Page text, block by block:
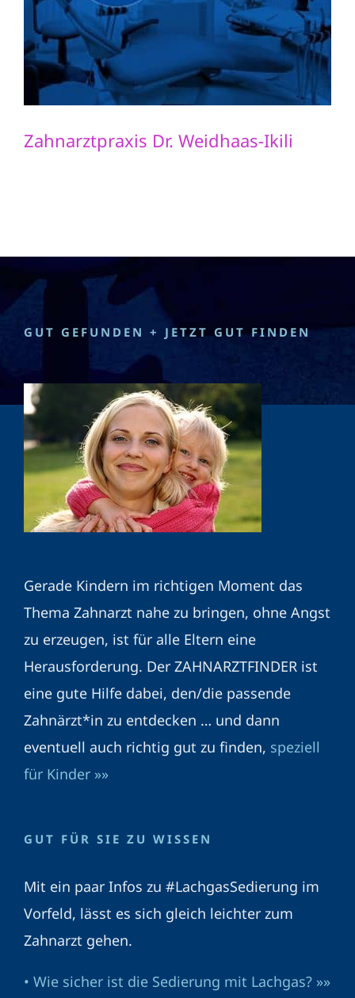
Zahnarztpraxis Dr. Weidhaas-Ikili
GUT GEFUNDEN + JETZT GUT FINDEN
Gerade Kindern im richtigen Moment das
Thema Zahnarzt nahe zu bringen, ohne Angst
zu erzeugen, ist für alle Eltern eine
Herausforderung. Der ZAHNARZTFINDER ist
eine gute Hilfe dabei, den/die passende
Zahnärzt*in zu entdecken … und dann
eventuell auch richtig gut zu finden, speziell
für Kinder »»
GUT FÜR SIE ZU WISSEN
Mit ein paar Infos zu #LachgasSedierung im
Vorfeld, lässt es sich gleich leichter zum
Zahnarzt gehen.
• Wie sicher ist die Sedierung mit Lachgas? »»